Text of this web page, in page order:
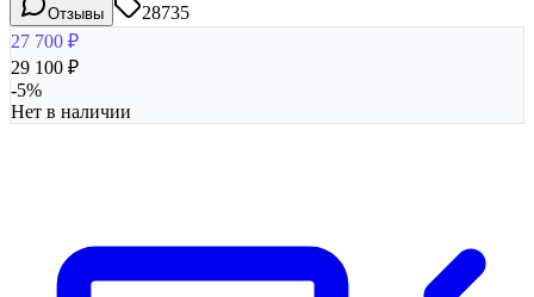
Отзывы
28735
27 700 ₽
29 100 ₽
-5%
Нет в наличии